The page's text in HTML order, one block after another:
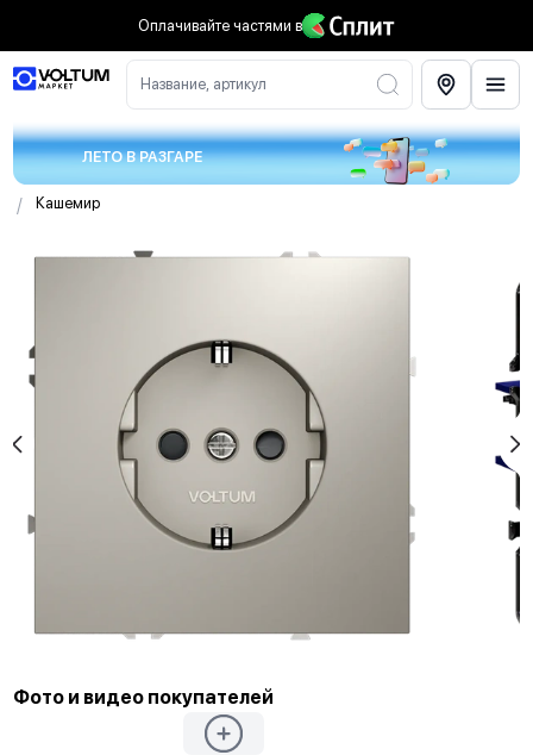
Оплачивайте частями в
Название, артикул
ЛЕТО В РАЗГАРЕ
/ Кашемир
Фото и видео покупателей